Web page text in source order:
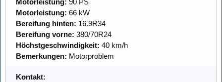
Motorleistung: 90 PS
Motorleistung: 66 kW
Bereifung hinten: 16.9R34
Bereifung vorne: 380/70R24
Höchstgeschwindigkeit: 40 km/h
Bemerkungen: Motorproblem
Kontakt: